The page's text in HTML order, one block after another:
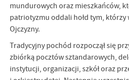
mundurowych oraz mieszkańców,
patriotyzmu oddali hołd tym, którzy
Ojczyzny.
Tradycyjny pochód rozpoczął się
zbiórką pocztów sztandarowych,
instytucji, organizacji, szkół oraz
ocenę naszych serwisów internetowych
popularności wśród użytkowników.
przetwarzane w formie zanonimizowanej.
analityczne pliki cookies gwarantuje
funkcjonalności.
Reklamowe
Dzięki reklamowym plikom cookies
informacje i aktualności na stronach
Promocyjne pliki cookies służą do
komunikatów na podstawie analizy
zwyczajów dotyczących przeglądanej
promocyjne mogą pojawić się na
Więcej